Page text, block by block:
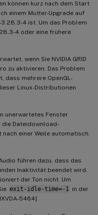
können kurz nach dem Start
einem Mutter-Upgrade auf
4 ist. Um das Problem
4 oder eine frühere
wenn Sie NVIDIA GRID
zu aktivieren. Das Problem
dass mehrere OpenGL-
Linux-Distributionen
unerwartetes Fenster
die Dateidownload-
einer Weile automatisch.
führen dazu, dass das
Inaktivität beendet wird.
der Ton nicht. Um
exit-idle-time=-1
in der
5464]